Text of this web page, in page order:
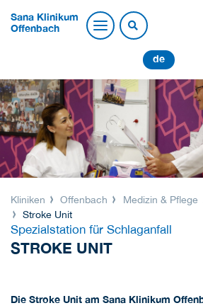
Sana Klinikum
Offenbach
de
Kliniken Offenbach Medizin & Pflege
Stroke Unit
Spezialstation für Schlaganfall
STROKE UNIT
Die Stroke Unit am Sana Klinikum